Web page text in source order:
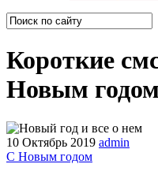
Короткие
Новым
10 Октябрь 2019 admin
С Новым годом